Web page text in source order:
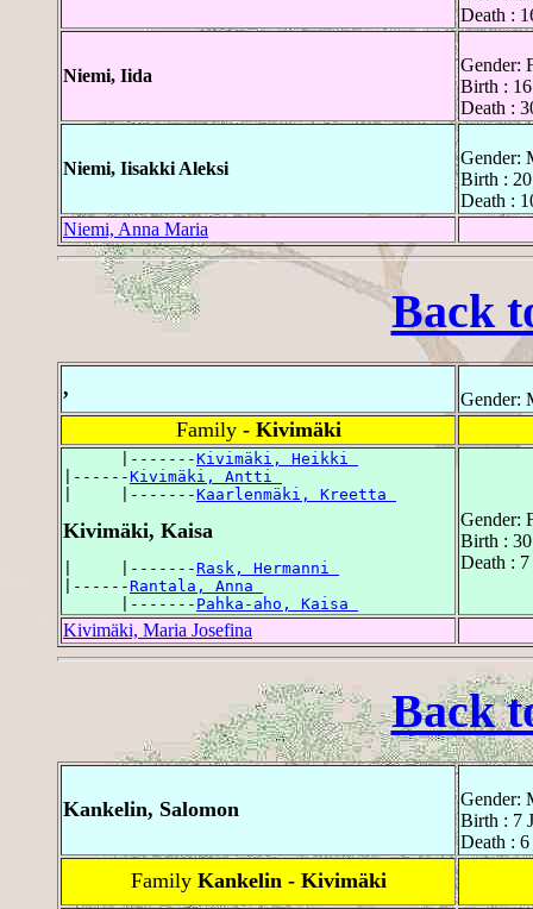
Death :
Niemi, Iida
Gender:
Birth :
Death :
Niemi, Iisakki Aleksi
Gender:
Birth : 20
Death :
Niemi, Anna Maria
Back
, Gender:
Family - Kivimäki
      |-------
Kivimäki, Heikki
|------Kivimäki, Antti
|     |-------Kaarlenmäki, Kreetta
Kivimäki, Kaisa
|     |-------Rask, Hermanni
|------Rantala, Anna
      |-------
Pahka-aho, Kaisa
Gender:
Birth :
Death :
Kivimäki, Maria Josefina
Back
Kankelin, Salomon
Gender:
Birth : 7
Death :
Family Kankelin - Kivimäki